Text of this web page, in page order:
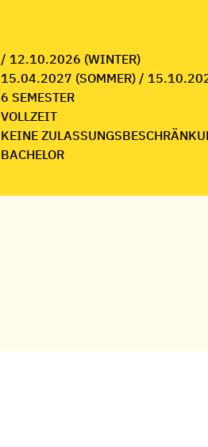
/ 12.10.2026 (WINTER)
15.04.2027 (SOMMER) /
6 SEMESTER
VOLLZEIT
KEINE
BACHELOR